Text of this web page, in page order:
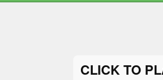
CLICK TO